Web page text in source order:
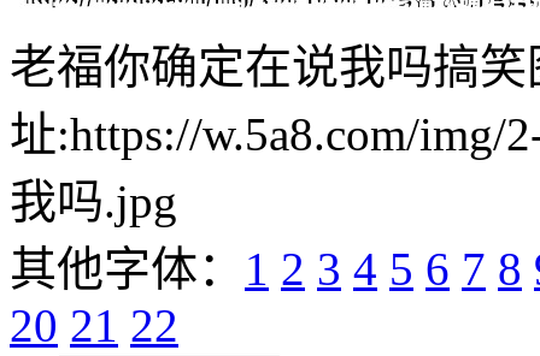
老福你确定在说我吗搞笑
址:https://w.5a8.com/img/
我吗.jpg
其他字体： 1 2 3 4 5 6 7 8
20 21 22